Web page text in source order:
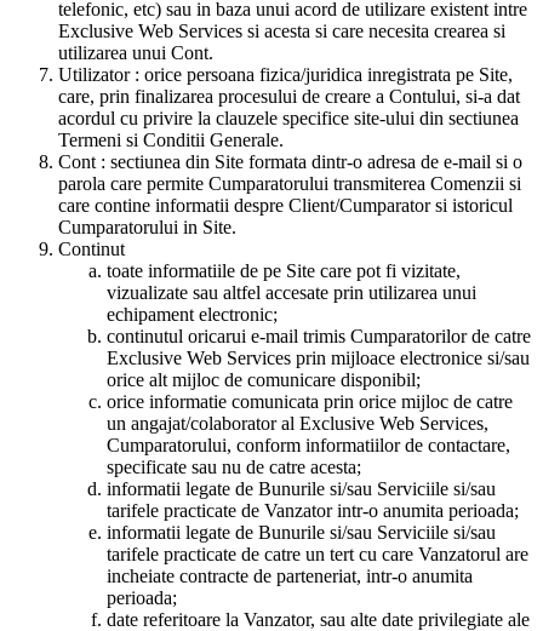
telefonic, etc) sau in baza unui acord de utilizare existent intre
Exclusive Web Services si acesta si care necesita crearea si
utilizarea unui Cont.
Utilizator : orice persoana fizica/juridica inregistrata pe Site,
care, prin finalizarea procesului de creare a Contului, si-a dat
acordul cu privire la clauzele specifice site-ului din sectiunea
Termeni si Conditii Generale.
Cont : sectiunea din Site formata dintr-o adresa de e-mail si o
parola care permite Cumparatorului transmiterea Comenzii si
care contine informatii despre Client/Cumparator si istoricul
Cumparatorului in Site.
Continut
toate informatiile de pe Site care pot fi vizitate,
vizualizate sau altfel accesate prin utilizarea unui
echipament electronic;
continutul oricarui e-mail trimis Cumparatorilor de catre
Exclusive Web Services prin mijloace electronice si/sau
orice alt mijloc de comunicare disponibil;
orice informatie comunicata prin orice mijloc de catre
un angajat/colaborator al Exclusive Web Services,
Cumparatorului, conform informatiilor de contactare,
specificate sau nu de catre acesta;
informatii legate de Bunurile si/sau Serviciile si/sau
tarifele practicate de Vanzator intr-o anumita perioada;
informatii legate de Bunurile si/sau Serviciile si/sau
tarifele practicate de catre un tert cu care Vanzatorul are
incheiate contracte de parteneriat, intr-o anumita
perioada;
date referitoare la Vanzator, sau alte date privilegiate ale